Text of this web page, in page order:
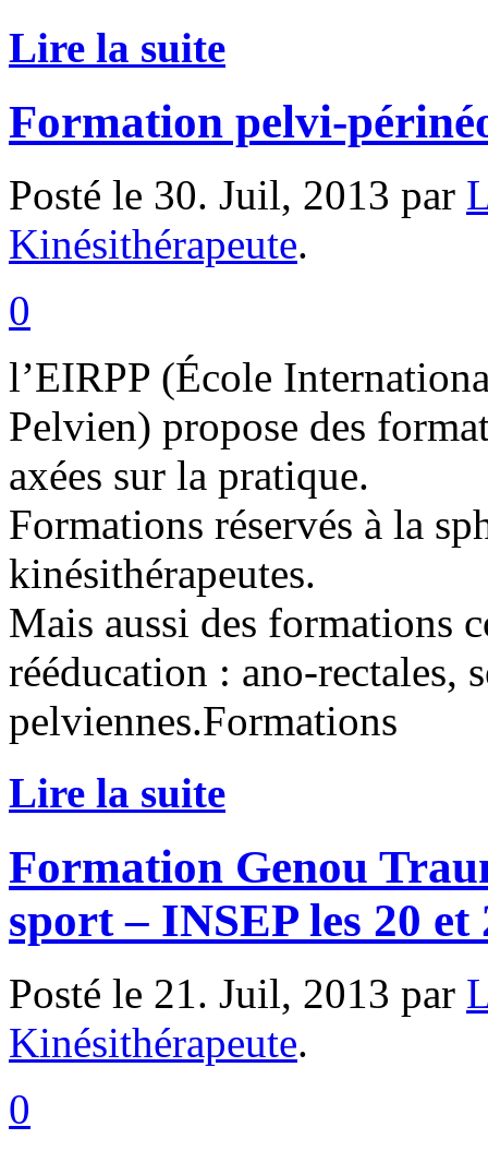
Lire la suite
Formation pelvi-
Posté le 30. Juil, 2013 par
Kinésithérapeute.
0
l’EIRPP (École
Pelvien) propose des
axées sur la pratique.
Formations réservés à la
kinésithérapeutes.
Mais aussi des formations
rééducation : ano-rectales,
pelviennes.Formations
Lire la suite
Formation Genou
sport – INSEP les 20
Posté le 21. Juil, 2013 par
Kinésithérapeute.
0